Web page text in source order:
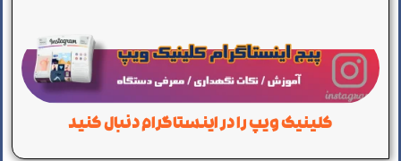
کلینیک ویپ را در اینستاگرام دنبال کنید